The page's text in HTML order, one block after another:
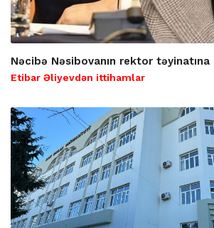
Nəcibə Nəsibovanın rektor təyinatına
Etibar Əliyevdən ittihamlar